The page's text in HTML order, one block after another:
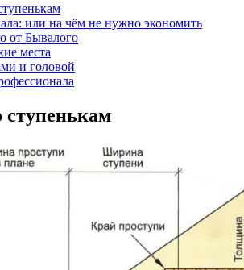
или на чём не нужно экономить
от Бывалого
места
и головой